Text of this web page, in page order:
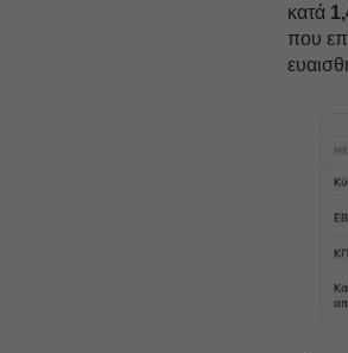
κατά
που